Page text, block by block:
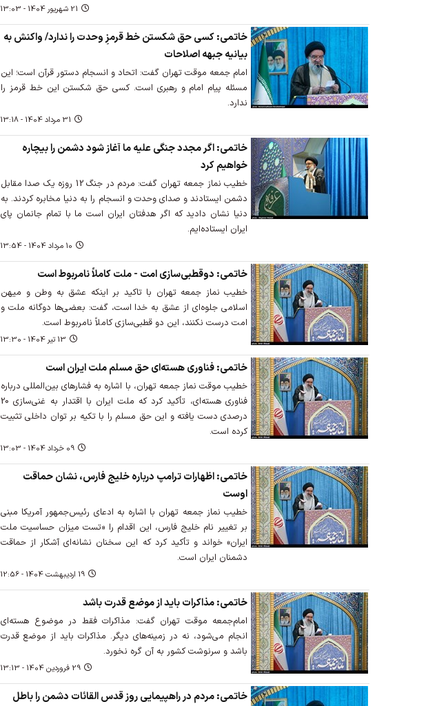
21 شهريور 1404 - 13:03
خاتمی: کسی حق شکستن خط قرمزِ وحدت را ندارد/ واکنش به
بیانیه جبهه اصلاحات
امام جمعه موقت تهران گفت: اتحاد و انسجام دستور قرآن است؛ این
مسئله پیام امام و رهبری است. کسی حق شکستن این خط قرمز را
ندارد.
31 مرداد 1404 - 13:18
خاتمی: اگر مجدد جنگی علیه ما آغاز شود دشمن را بیچاره
خواهیم کرد
خطیب نماز جمعه تهران گفت: مردم در جنگ 12 روزه یک صدا مقابل
دشمن ایستادند و صدای وحدت و انسجام را به دنیا مخابره کردند. به
دنیا نشان دادید که اگر هدفتان ایران است ما با تمام جانمان پای
ایران ایستاده‌ایم.
10 مرداد 1404 - 13:54
خاتمی: دوقطبی‌سازی امت - ملت کاملاً نامربوط است
خطیب نماز جمعه تهران با تاکید بر اینکه عشق به وطن و میهن
اسلامی جلوه‌ای از عشق به خدا است، گفت: بعضی‌ها دوگانه ملت و
امت درست نکنند، این دو قطبی‌سازی کاملاً نامربوط است.
13 تير 1404 - 13:30
خاتمی: فناوری هسته‌ای حق مسلم ملت ایران است
خطیب موقت نماز جمعه تهران، با اشاره به فشارهای بین‌المللی درباره
فناوری هسته‌ای، تأکید کرد که ملت ایران با اقتدار به غنی‌سازی 20
درصدی دست یافته و این حق مسلم را با تکیه بر توان داخلی تثبیت
کرده است.
09 خرداد 1404 - 13:03
خاتمی: اظهارات ترامپ درباره خلیج فارس، نشان حماقت
اوست
خطیب نماز جمعه تهران با اشاره به ادعای رئیس‌جمهور آمریکا مبنی
بر تغییر نام خلیج فارس، این اقدام را «تست میزان حساسیت ملت
ایران» خواند و تأکید کرد که این سخنان نشانه‌ای آشکار از حماقت
دشمنان ایران است.
19 ارديبهشت 1404 - 12:56
خاتمی: مذاکرات باید از موضع قدرت باشد
امام‌جمعه موقت تهران گفت: مذاکرات فقط در موضوع هسته‌ای
انجام می‌شود، نه در زمینه‌های دیگر. مذاکرات باید از موضع قدرت
باشد و سرنوشت کشور به آن گره نخورد.
29 فروردين 1404 - 13:13
خاتمی: مردم در راهپیمایی روز قدس القائات دشمن را باطل